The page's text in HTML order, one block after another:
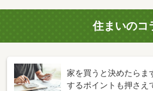
住まいのコ
家を買うと決めたらま
するポイントも押さえ